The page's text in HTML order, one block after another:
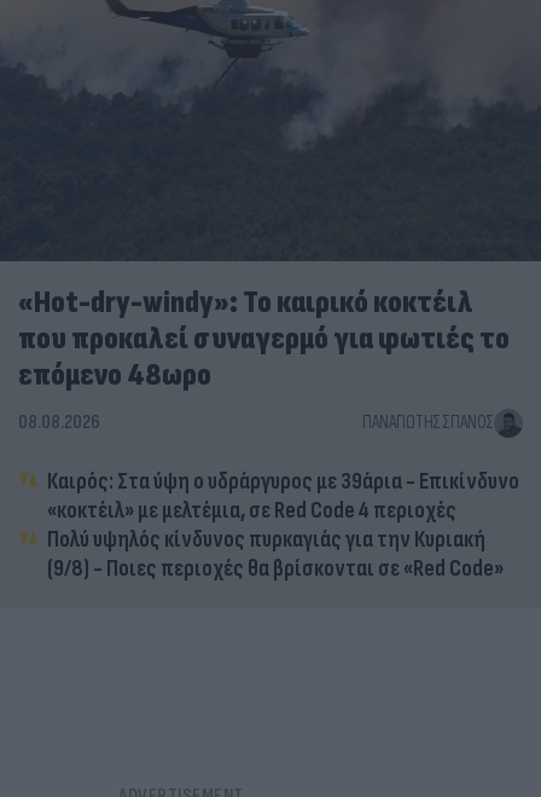
«Hot-dry-windy»: Το καιρικό κοκτέιλ
που προκαλεί συναγερμό για φωτιές το
επόμενο 48ωρο
08.08.2026 ΠΑΝΑΓΙΏΤΗΣ ΣΠΑΝΌΣ
Καιρός: Στα ύψη ο υδράργυρος με 39άρια - Επικίνδυνο
«κοκτέιλ» με μελτέμια, σε Red Code 4 περιοχές
Πολύ υψηλός κίνδυνος πυρκαγιάς για την Κυριακή
(9/8) - Ποιες περιοχές θα βρίσκονται σε «Red Code»